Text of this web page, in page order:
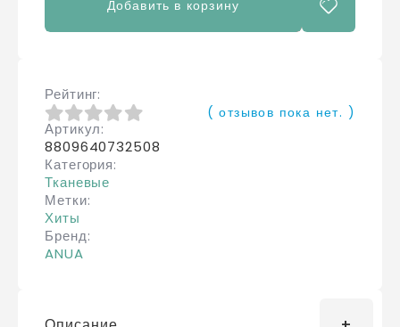
Добавить в корзину
Рейтинг
0из 5
( отзывов пока нет. )
Артикул
8809640732508
Категория
Тканевые
Метки
Хиты
Бренд
ANUA